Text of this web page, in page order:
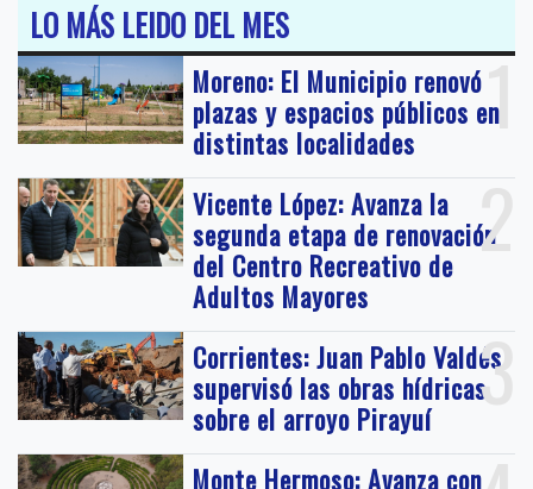
LO MÁS LEIDO DEL MES
1
Moreno: El Municipio renovó
plazas y espacios públicos en
distintas localidades
2
Vicente López: Avanza la
segunda etapa de renovación
del Centro Recreativo de
Adultos Mayores
3
Corrientes: Juan Pablo Valdés
supervisó las obras hídricas
sobre el arroyo Pirayuí
Monte Hermoso: Avanza con